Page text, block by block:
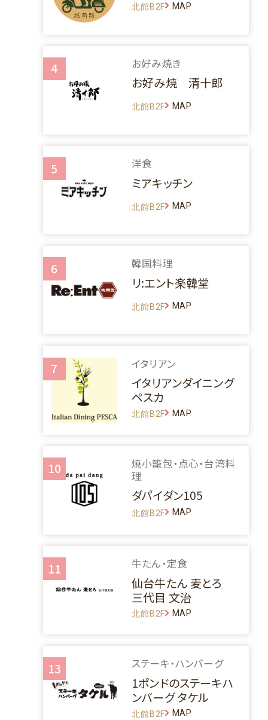
北館B2F MAP
4 お好み焼き
お好み焼 清十郎
北館B2F MAP
5 洋食
ミアキッチン
北館B2F MAP
6 韓国料理
リ:エント楽韓堂
北館B2F MAP
7 イタリアン
イタリアンダイニング
ペスカ
北館B2F MAP
10
焼小籠包・点心・台湾料
理
ダパイダン105
北館B2F MAP
11 牛たん・定食
仙台牛たん 麦とろ
三代目 文治
北館B2F MAP
13 ステーキ・ハンバーグ
1ポンドのステーキハ
ンバーグ タケル
北館B2F MAP